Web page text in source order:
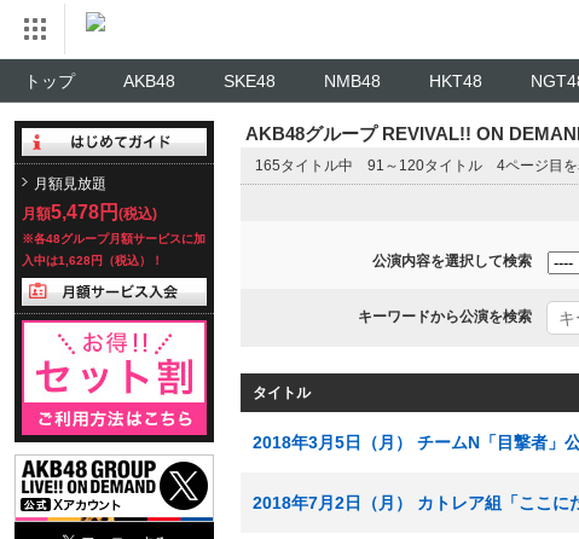
トップ AKB48 SKE48 NMB48 HKT48
月額見放題
月額5,478円 (税込)
※各48グループ月額サービスに加
入中は1,628円（税込）！
AKB48グループ REVIVAL!! ON
165タイトル中 91～120タイトル 4ページ目を
公演内容を選択して検索
キーワードから公演を検索
タイトル
2018年3月5日（月） チームN「目撃者」
2018年7月2日（月） カトレア組「ここに